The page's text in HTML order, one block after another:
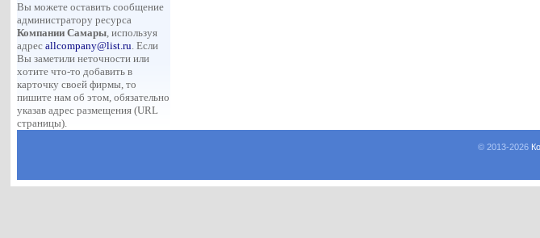
Вы можете оставить сообщение
администратору ресурса
Компании Самары, используя
адресallcompany@list.ru. Если
Вы заметили неточности или
хотите что-то добавить в
карточку своей фирмы, то
пишите нам об этом, обязательно
указав адрес размещения (URL
страницы).
© 2013-2026